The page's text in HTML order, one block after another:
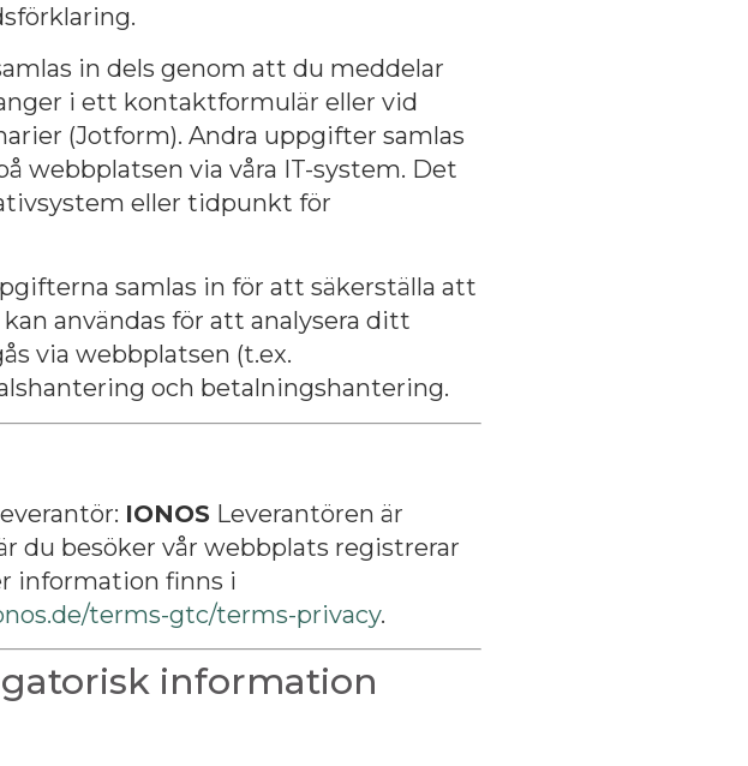
in dels genom att du meddelar
i ett kontaktformulär eller vid
(Jotform). Andra uppgifter samlas
webbplatsen via våra IT-system. Det
eller tidpunkt för
samlas in för att säkerställa att
användas för att analysera ditt
via webbplatsen (t.ex.
och betalningshantering.
IONOS Leverantören är
du besöker vår webbplats registrerar
information finns i
terms-gtc/terms-privacy.
information